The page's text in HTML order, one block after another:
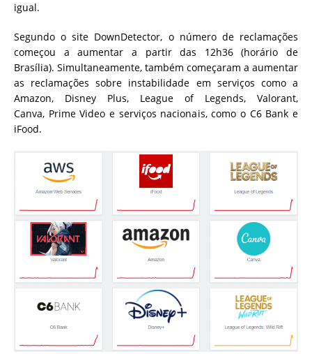
igual.
Segundo o site DownDetector, o número de reclamações
começou a aumentar a partir das 12h36 (horário de
Brasília). Simultaneamente, também começaram a aumentar
as reclamações sobre instabilidade em serviços como a
Amazon, Disney Plus, League of Legends, Valorant,
Canva, Prime Video e serviços nacionais, como o C6 Bank e
iFood.